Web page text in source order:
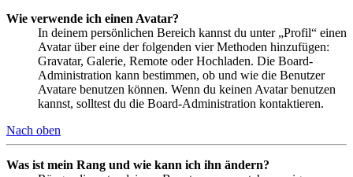
Wie verwende ich einen Avatar?
In deinem persönlichen Bereich kannst du unter „Profil“ einen
Avatar über eine der folgenden vier Methoden hinzufügen:
Gravatar, Galerie, Remote oder Hochladen. Die Board-
Administration kann bestimmen, ob und wie die Benutzer
Avatare benutzen können. Wenn du keinen Avatar benutzen
kannst, solltest du die Board-Administration kontaktieren.
Nach oben
Was ist mein Rang und wie kann ich ihn ändern?